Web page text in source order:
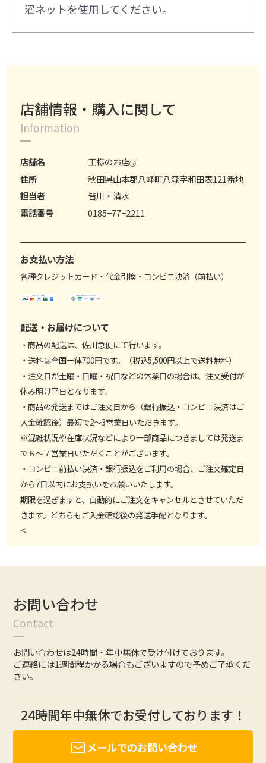
濯ネットを使用してください。
店舗情報・購入に関して
Information
店舗名 王様のお店Ⓡ
住所
秋田県山本郡八峰町八森字和田表121番地
担当者
皆川・清水
電話番号
0185−77−2211
お支払い方法
各種クレジットカード・代金引換・コンビニ決済（前払い）
配送・お届けについて
・商品の配送は、佐川急便にて行います。
・送料は全国一律700円です。（税込5,500円以上で送料無料）
・注文日が土曜・日曜・祝日などの休業日の場合は、注文受付が
休み明け平日となります。
・商品の発送まではご注文日から（銀行振込・コンビニ決済はご
入金確認後）最短で2～3営業日いただきます。
※混雑状況や在庫状況などにより一部商品につきましては発送ま
で６～７営業日いただくことがございます。
・コンビニ前払い決済・銀行振込をご利用の場合、ご注文確定日
から7日以内にお支払いをお願いいたします。
期限を過ぎますと、自動的にご注文をキャンセルとさせていただ
きます。どちらもご入金確認後の発送手配となります。
<
お問い合わせ
Contact
お問い合わせは24時間・年中無休で受け付けております。
ご連絡には1週間程かかる場合もございますので予めご了承くだ
さい。
24時間年中無休でお受付しております！
メールでのお問い合わせ